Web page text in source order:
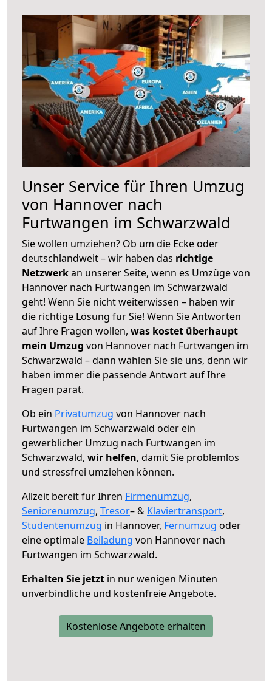
Unser Service für Ihren Umzug
von Hannover nach
Furtwangen im Schwarzwald
Sie wollen umziehen? Ob um die Ecke oder
deutschlandweit – wir haben das richtige
Netzwerkan unserer Seite, wenn es Umzüge von
Hannover nach Furtwangen im Schwarzwald
geht! Wenn Sie nicht weiterwissen – haben wir
die richtige Lösung für Sie! Wenn Sie Antworten
auf Ihre Fragen wollen, was kostet überhaupt
mein Umzug von Hannover nach Furtwangen im
Schwarzwald – dann wählen Sie sie uns, denn wir
haben immer die passende Antwort auf Ihre
Fragen parat.
Ob ein Privatumzug von Hannover nach
Furtwangen im Schwarzwald oder ein
gewerblicher Umzug nach Furtwangen im
Schwarzwald, wir helfen, damit Sie problemlos
und stressfrei umziehen können.
Allzeit bereit für Ihren Firmenumzug,
Seniorenumzug, Tresor– & Klaviertransport,
Studentenumzug in Hannover, Fernumzug oder
eine optimale Beiladung von Hannover nach
Furtwangen im Schwarzwald.
Erhalten Sie jetzt in nur wenigen Minuten
unverbindliche und kostenfreie Angebote.
Kostenlose Angebote erhalten